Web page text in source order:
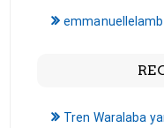
Tren Waralaba